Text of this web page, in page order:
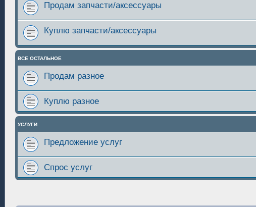
Продам запчасти/аксессуары
Куплю запчасти/аксессуары
ВСЕ ОСТАЛЬНОЕ
Продам разное
Куплю разное
УСЛУГИ
Предложение услуг
Спрос услуг